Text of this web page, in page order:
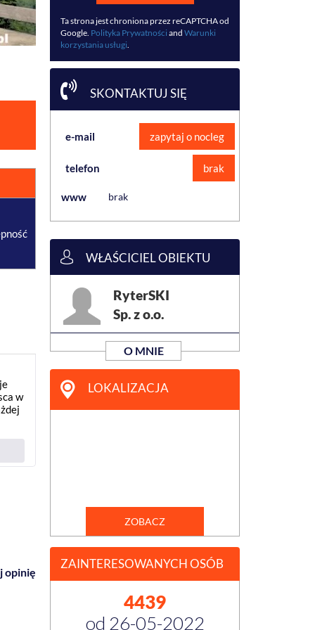
w
opinię
Ta strona jest chroniona przez reCAPTCHA od
Google. Polityka Prywatności and Warunki
korzystania usługi
SKONTAKTUJ SIĘ
e-mail zapytaj o nocleg
telefon brak
www brak
WŁAŚCICIEL OBIEKTU
RyterSKI
Sp. z o.o.
O MNIE
LOKALIZACJA
ZOBACZ
ZAINTERESOWANYCH OSÓB
4439
od 26-05-2022